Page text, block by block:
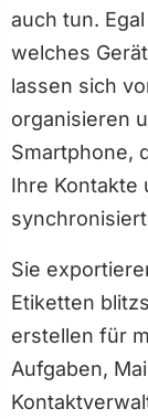
auch tun.
welches
lassen sich
organisieren
Smartphone,
Ihre Kontakte
Sie
Etiketten
erstellen für
Aufgaben,